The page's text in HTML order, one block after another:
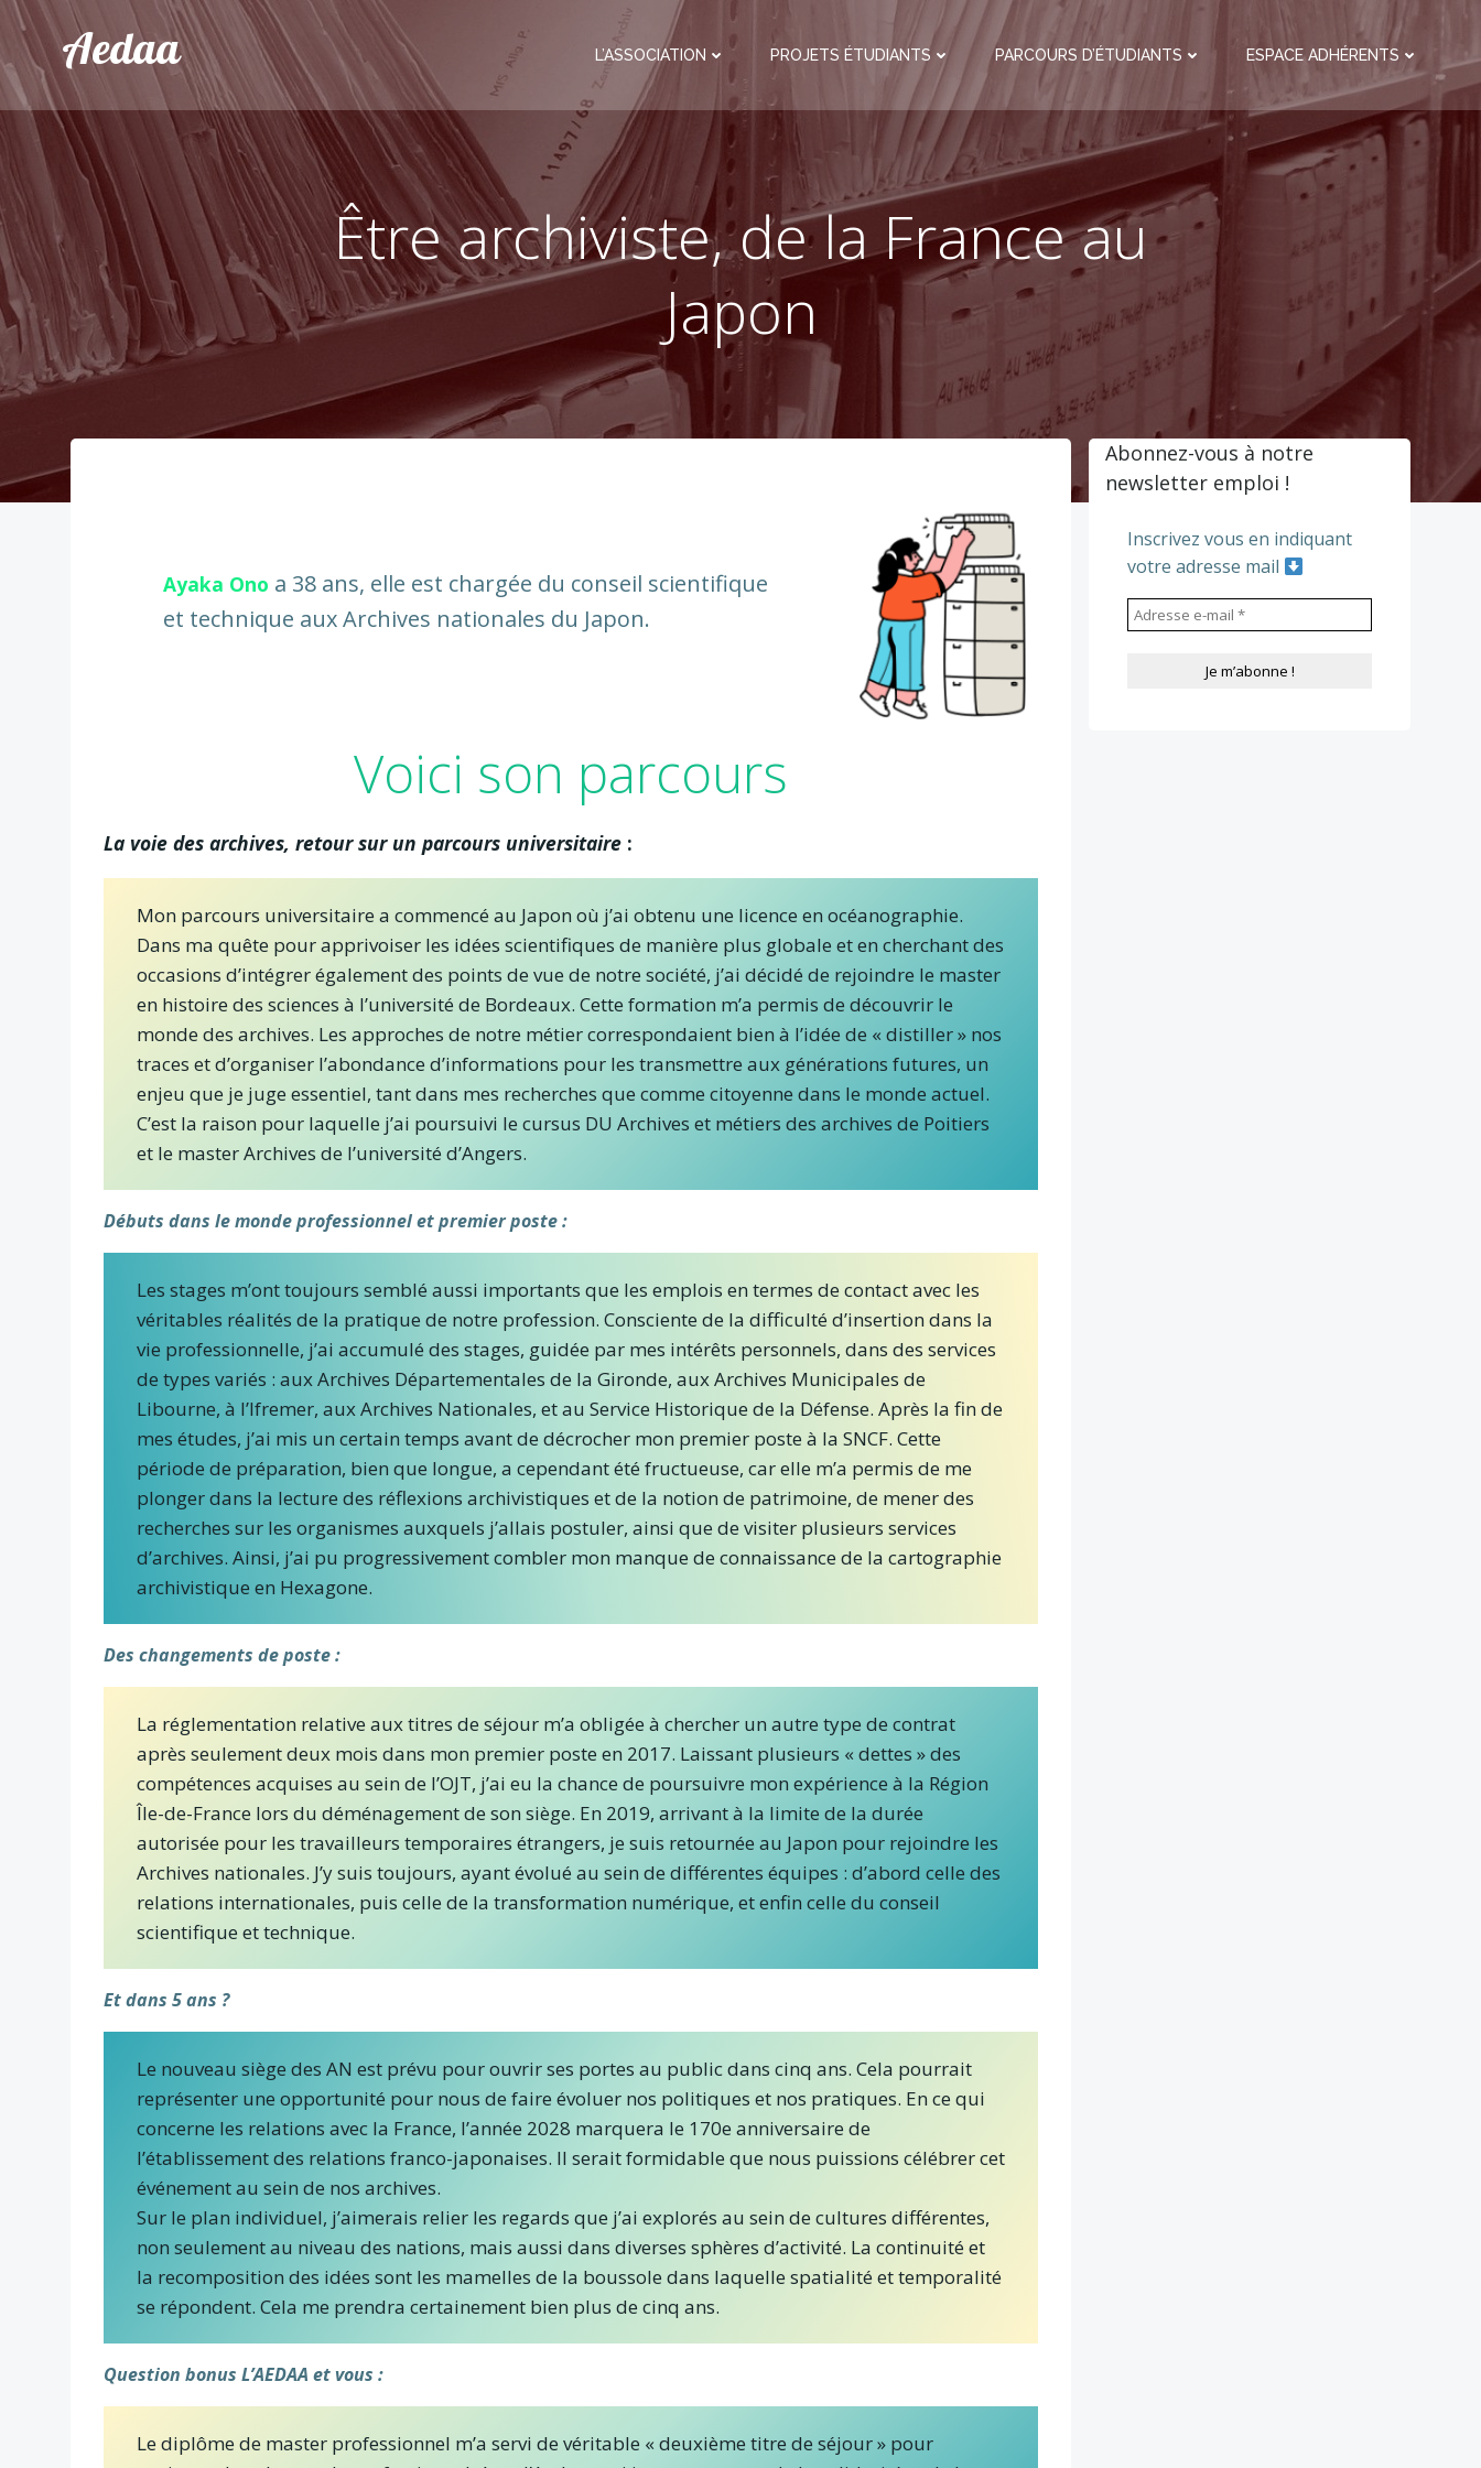
Aller
contenuAedaa L’ASSOCIATION PROJETS ÉTUDIANTS PARCOURS D’ÉTUDIANTS ESPACE ADHÉRENTS
Être archiviste, de la France au
Japon
Ayaka Ono a 38 ans, elle est chargée du conseil scientifique
et technique aux Archives nationales du Japon.
Voici son parcours
La voie des archives, retour sur un parcours universitaire :
Mon parcours universitaire a commencé au Japon où j’ai obtenu une licence en océanographie.
Dans ma quête pour apprivoiser les idées scientifiques de manière plus globale et en cherchant des
occasions d’intégrer également des points de vue de notre société, j’ai décidé de rejoindre le master
en histoire des sciences à l’université de Bordeaux. Cette formation m’a permis de découvrir le
monde des archives. Les approches de notre métier correspondaient bien à l’idée de « distiller » nos
traces et d’organiser l’abondance d’informations pour les transmettre aux générations futures, un
enjeu que je juge essentiel, tant dans mes recherches que comme citoyenne dans le monde actuel.
C’est la raison pour laquelle j’ai poursuivi le cursus DU Archives et métiers des archives de Poitiers
et le master Archives de l’université d’Angers.
Débuts dans le monde professionnel et premier poste :
Les stages m’ont toujours semblé aussi importants que les emplois en termes de contact avec les
véritables réalités de la pratique de notre profession. Consciente de la difficulté d’insertion dans la
vie professionnelle, j’ai accumulé des stages, guidée par mes intérêts personnels, dans des services
de types variés : aux Archives Départementales de la Gironde, aux Archives Municipales de
Libourne, à l’Ifremer, aux Archives Nationales, et au Service Historique de la Défense. Après la fin de
mes études, j’ai mis un certain temps avant de décrocher mon premier poste à la SNCF. Cette
période de préparation, bien que longue, a cependant été fructueuse, car elle m’a permis de me
plonger dans la lecture des réflexions archivistiques et de la notion de patrimoine, de mener des
recherches sur les organismes auxquels j’allais postuler, ainsi que de visiter plusieurs services
d’archives. Ainsi, j’ai pu progressivement combler mon manque de connaissance de la cartographie
archivistique en Hexagone.
Des changements de poste :
La réglementation relative aux titres de séjour m’a obligée à chercher un autre type de contrat
après seulement deux mois dans mon premier poste en 2017. Laissant plusieurs « dettes » des
compétences acquises au sein de l’OJT, j’ai eu la chance de poursuivre mon expérience à la Région
Île-de-France lors du déménagement de son siège. En 2019, arrivant à la limite de la durée
autorisée pour les travailleurs temporaires étrangers, je suis retournée au Japon pour rejoindre les
Archives nationales. J’y suis toujours, ayant évolué au sein de différentes équipes : d’abord celle des
relations internationales, puis celle de la transformation numérique, et enfin celle du conseil
scientifique et technique.
Et dans 5 ans ?
Le nouveau siège des AN est prévu pour ouvrir ses portes au public dans cinq ans. Cela pourrait
représenter une opportunité pour nous de faire évoluer nos politiques et nos pratiques. En ce qui
concerne les relations avec la France, l’année 2028 marquera le 170e anniversaire de
l’établissement des relations franco-japonaises. Il serait formidable que nous puissions célébrer cet
événement au sein de nos archives.
Sur le plan individuel, j’aimerais relier les regards que j’ai explorés au sein de cultures différentes,
non seulement au niveau des nations, mais aussi dans diverses sphères d’activité. La continuité et
la recomposition des idées sont les mamelles de la boussole dans laquelle spatialité et temporalité
se répondent. Cela me prendra certainement bien plus de cinq ans.
Question bonus L’AEDAA et vous :
Le diplôme de master professionnel m’a servi de véritable « deuxième titre de séjour » pour
Abonnez-vous à notre
newsletter emploi !
Inscrivez vous en indiquant
votre adresse mail